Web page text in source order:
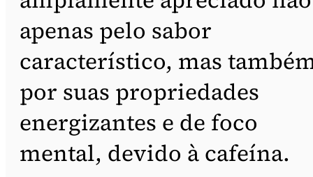
apenas pelo sabor
característico, mas
por suas propriedades
energizantes e de foco
mental, devido à cafeína.